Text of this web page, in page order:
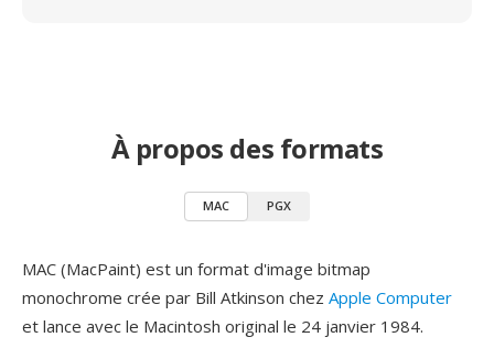
À propos des formats
MAC PGX
MAC (MacPaint) est un format d'image bitmap
monochrome crée par Bill Atkinson chez Apple Computer
et lance avec le Macintosh original le 24 janvier 1984.